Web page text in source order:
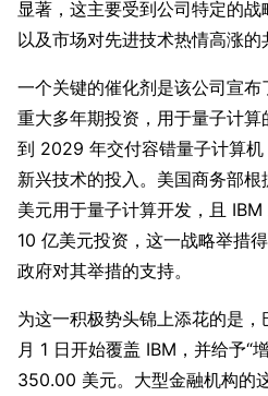
显著，这主要受到公司特定的
以及市场对先进技术热情高涨的
一个关键的催化剂是该公司宣
重大多年期投资，用于量子计
到 2029 年交付容错量子计算
新兴技术的投入。美国商务部
美元用于量子计算开发，且
10 亿美元投资，这一战略举措
政府对其举措的支持。
为这一积极势头锦上添花的是
月 1 日开始覆盖 IBM，并给予“
350.00 美元。大型金融机构的